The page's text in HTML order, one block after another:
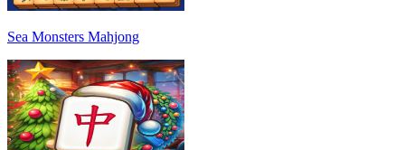
Sea Monsters Mahjong